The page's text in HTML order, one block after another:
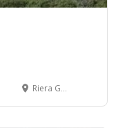
Riera Gavarra, s/n - CANET DE MAR